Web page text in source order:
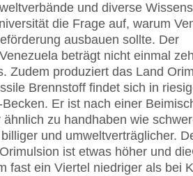
und diverse
die Frage auf, warum
ausbauen sollte. Der
beträgt nicht einmal
Zudem produziert das Land
Brennstoff findet sich in
Er ist nach einer
ähnlich zu handhaben wie
und umweltverträglicher.
ist etwas höher und
fast ein Viertel niedriger als bei